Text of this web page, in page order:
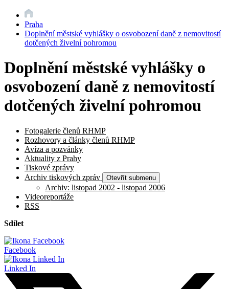
Praha
Doplnění městské vyhlášky o osvobození daně z nemovitostí
dotčených živelní pohromou
Doplnění městské vyhlášky o
osvobození daně z nemovitostí
dotčených živelní pohromou
Fotogalerie členů RHMP
Rozhovory a články členů RHMP
Avíza a pozvánky
Aktuality z Prahy
Tiskové zprávy
Archiv tiskových zpráv
Otevřít submenu
Archiv: listopad 2002 - listopad 2006
Videoreportáže
RSS
Sdílet
Facebook
Linked In